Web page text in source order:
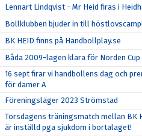
Lennart Lindqvist - Mr Heid firas i
Bollklubben bjuder in till höstlovscamp!
BK HEID finns på Handbollplay.se
Båda 2009-lagen klara för Norden Cup
16 sept firar vi handbollens dag och
för damer A
Föreningsläger 2023 Strömstad
Torsdagens träningsmatch mellan BK
är inställd pga sjukdom i bortalaget!